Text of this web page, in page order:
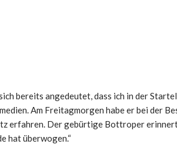
bereits angedeutet, dass ich in der
Am Freitagmorgen habe er bei der
erfahren. Der gebürtige Bottroper erinnert
hat überwogen.“